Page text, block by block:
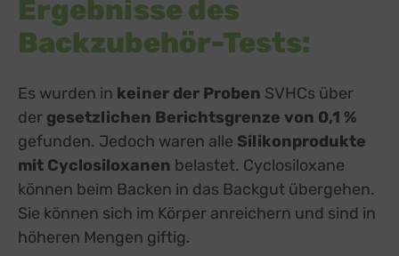
Ergebnisse des
Backzubehör-Tests:
Es wurden in keiner der Proben SVHCs über
der gesetzlichen Berichtsgrenze von 0,1 %
gefunden. Jedoch waren alle Silikonprodukte
mit Cyclosiloxanen belastet. Cyclosiloxane
können beim Backen in das Backgut übergehen.
Sie können sich im Körper anreichern und sind in
höheren Mengen giftig.